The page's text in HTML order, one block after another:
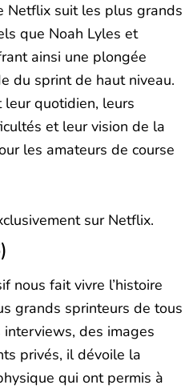
Netflix suit les plus grands
que Noah Lyles et
ainsi une plongée
du sprint de haut niveau.
quotidien, leurs
et leur vision de la
les amateurs de course
sur Netflix.
nous fait vivre l’histoire
grands sprinteurs de tous
des images
privés, il dévoile la
qui ont permis à